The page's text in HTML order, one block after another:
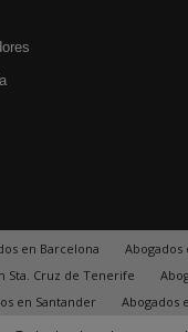
en Barcelona
Abogados
Sta. Cruz de Tenerife
en Santander
Abogados